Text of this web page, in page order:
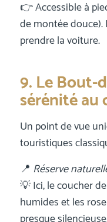
👉 Accessible à
de montée douce).
prendre la voiture.
9. Le Bout-
sérénité au
Un point de vue
touristiques
📍 Réserve
💡 Ici, le coucher
humides et les